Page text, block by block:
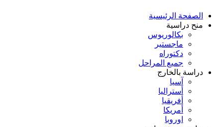
الصفحة الرئيسية
منح دراسية
بكالوريوس
ماجستير
دكتوراه
جميع المراحل
دراسة بالخارج
آسيا
أستراليا
أفريقيا
أمريكا
اوروبا